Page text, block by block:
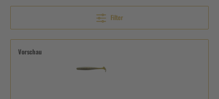
Filter
Vorschau